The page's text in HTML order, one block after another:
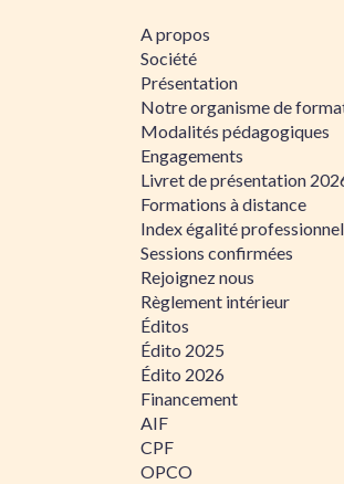
A propos
Société
Présentation
Notre organisme de
Modalités pédagogiques
Engagements
Livret de présentation
Formations à distance
Index égalité
Sessions confirmées
Rejoignez nous
Règlement intérieur
Éditos
Édito 2025
Édito 2026
Financement
AIF
CPF
OPCO